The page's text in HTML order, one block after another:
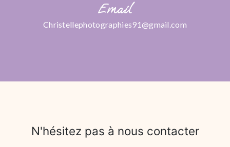
Email
christellephotographies91@gmail.com
N'hésitez pas à nous contacter